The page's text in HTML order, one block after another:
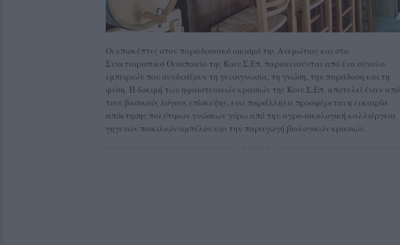
Οι επισκέπτες στον παραδοσιακό οικισμό της Ανεμώτιας και στο
Συνεταιριστικό Οινοποιείο της Κοιν.Σ.Επ. παρακινούνται από ένα σύνολο
εμπειριών που συνδυάζουν τη γευσιγνωσία, τη γνώση, την παράδοση και τη
φύση. Η δοκιμή των ηφαιστειακών κρασιών της Κοιν.Σ.Επ. αποτελεί έναν από
τους βασικούς λόγους επίσκεψης, ενώ παράλληλα προσφέρεται η ευκαιρία
απόκτησης πολύτιμων γνώσεων γύρω από την αγρο-οικολογική καλλιέργεια
γηγενών ποικιλιών αμπέλου και την παραγωγή βιολογικών κρασιών.